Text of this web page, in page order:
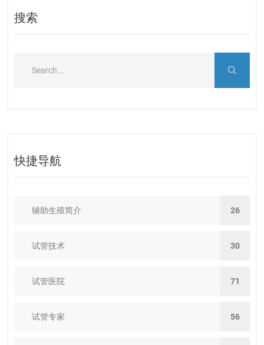
搜索
快捷导航
辅助生殖简介 26
试管技术 30
试管医院 71
试管专家 56